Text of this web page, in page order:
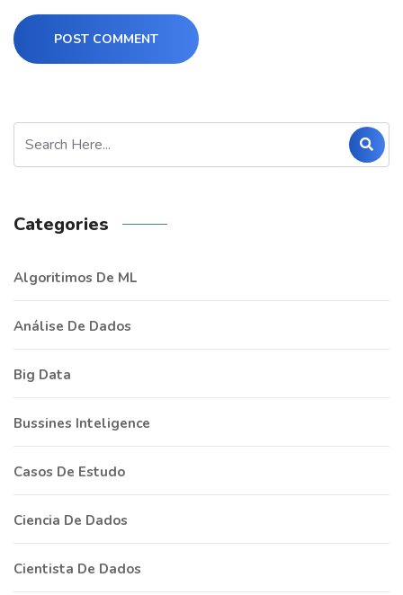
POST COMMENT
Categories
Algoritimos De ML
Análise De Dados
Big Data
Bussines Inteligence
Casos De Estudo
Ciencia De Dados
Cientista De Dados